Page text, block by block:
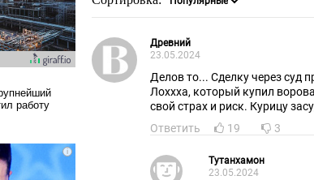
Древний
23.05.2024
Делов то... Сделку через суд
Лоххха, который купил
свой страх и риск. Курицу
Ответить
19 3
Тутанхамон
23.05.2024